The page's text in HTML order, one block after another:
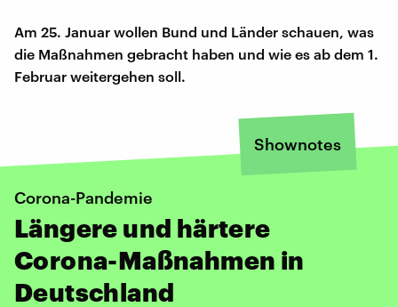
Am 25. Januar wollen Bund und Länder schauen, was
die Maßnahmen gebracht haben und wie es ab dem 1.
Februar weitergehen soll.
Shownotes
Corona-Pandemie
Längere und härtere
Corona-Maßnahmen in
Deutschland